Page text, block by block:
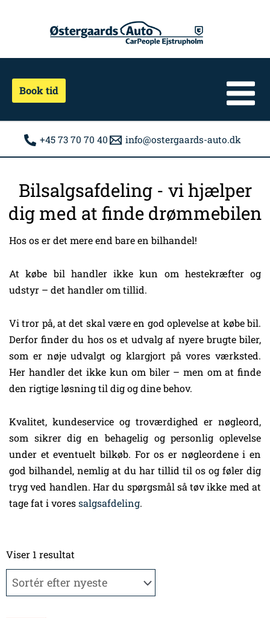
Book tid
+45 73 70 70 40 info@ostergaards-auto.dk
Bilsalgsafdeling - vi hjælper
dig med at finde drømmebilen
Hos os er det mere end bare en bilhandel!
At købe bil handler ikke kun om hestekræfter og
udstyr – det handler om tillid.
Vi tror på, at det skal være en god oplevelse at købe bil.
Derfor finder du hos os et udvalg af nyere brugte biler,
som er nøje udvalgt og klargjort på vores værksted.
Her handler det ikke kun om biler – men om at finde
den rigtige løsning til dig og dine behov.
Kvalitet, kundeservice og troværdighed er nøgleord,
som sikrer dig en behagelig og personlig oplevelse
under et eventuelt bilkøb. For os er nøgleordene i en
god bilhandel, nemlig at du har tillid til os og føler dig
tryg ved handlen. Har du spørgsmål så tøv ikke med at
tage fat i voressalgsafdeling.
Viser 1 resultat